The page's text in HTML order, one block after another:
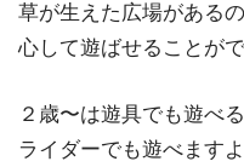
草が生えた広場がある
心して遊ばせることがで
２歳〜は遊具でも遊べ
ライダーでも遊べます